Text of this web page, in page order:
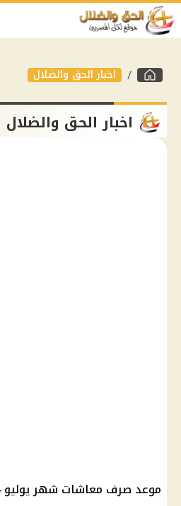
اخبار الحق والضلال
اخبار الحق والضلال
موعد صرف معاشات شهر يوليو 2024